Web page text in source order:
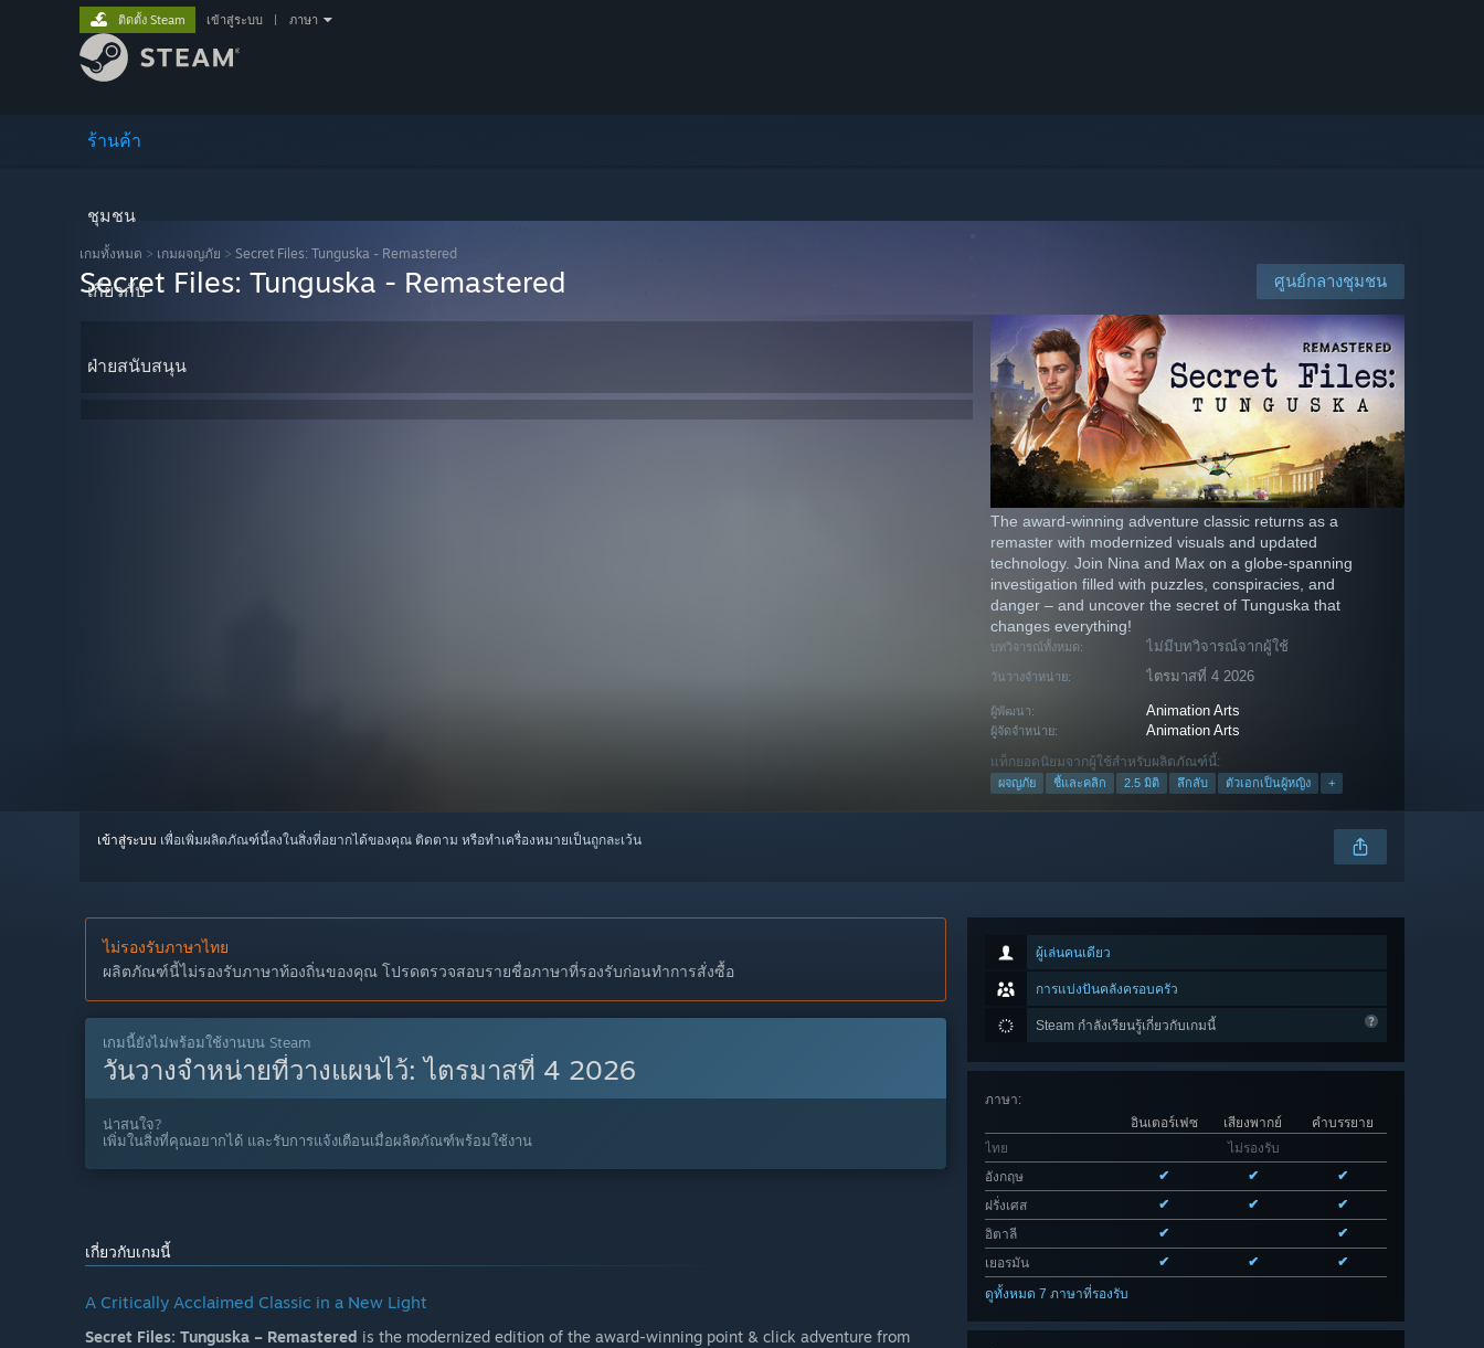
ร้านค้า
ชุมชน
เกี่ยวกับ
ฝ่ายสนับสนุน
ติดตั้ง Steam เข้าสู่ระบบ ภาษา
เกมทั้งหมด > เกมผจญภัย > Secret Files: Tunguska - Remastered
ศูนย์กลางชุมชน
Secret Files: Tunguska - Remastered
The award-winning adventure classic returns as a
remaster with modernized visuals and updated
technology. Join Nina and Max on a globe-spanning
investigation filled with puzzles, conspiracies, and
danger – and uncover the secret of Tunguska that
changes everything!
บทวิจารณ์ทั้งหมด: ไม่มีบทวิจารณ์จากผู้ใช้
วันวางจำหน่าย: ไตรมาสที่ 4 2026
ผู้พัฒนา: Animation Arts
ผู้จัดจำหน่าย: Animation Arts
แท็กยอดนิยมจากผู้ใช้สำหรับผลิตภัณฑ์นี้:
ผจญภัย ชี้และคลิก 2.5 มิติ ลึกลับ ตัวเอกเป็นผู้หญิง +
เข้าสู่ระบบ เพื่อเพิ่มผลิตภัณฑ์นี้ลงในสิ่งที่อยากได้ของคุณ ติดตาม หรือทำเครื่องหมายเป็นถูกละเว้น
ผู้เล่นคนเดียว
การแบ่งปันคลังครอบครัว
Steam กำลังเรียนรู้เกี่ยวกับเกมนี้
ภาษา:
อินเตอร์เฟซ
เสียงพากย์
คำบรรยาย
ไทย
ไม่รองรับ
อังกฤษ
✔ ✔
✔
ฝรั่งเศส
✔ ✔
✔
อิตาลี
✔
✔
เยอรมัน
✔ ✔ ✔
ดูทั้งหมด 7 ภาษาที่รองรับ
ไม่รองรับภาษาไทย
ผลิตภัณฑ์นี้ไม่รองรับภาษาท้องถิ่นของคุณ โปรดตรวจสอบรายชื่อภาษาที่รองรับก่อนทำการสั่งซื้อ
เกมนี้ยังไม่พร้อมใช้งานบน Steam
วันวางจำหน่ายที่วางแผนไว้:ไตรมาสที่ 4 2026
น่าสนใจ?
เพิ่มในสิ่งที่คุณอยากได้ และรับการแจ้งเตือนเมื่อผลิตภัณฑ์พร้อมใช้งาน
เกี่ยวกับเกมนี้
A Critically Acclaimed Classic in a New Light
Secret Files: Tunguska – Remastered is the modernized edition of the award-winning point & click adventure from